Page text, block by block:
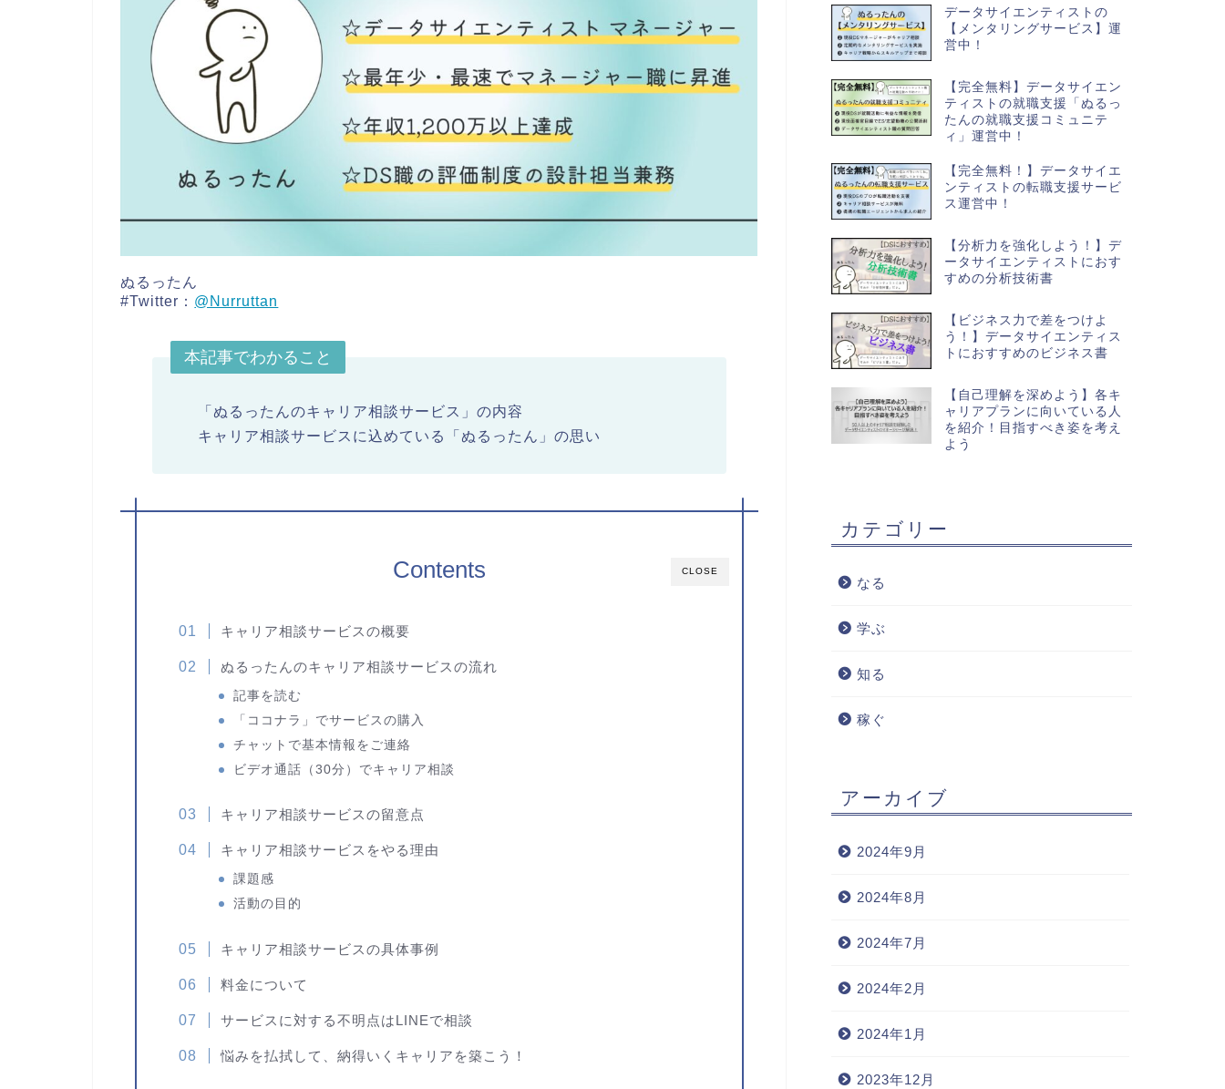
ぬるったん
#Twitter： @Nurruttan
本記事でわかること
「ぬるったんのキャリア相談サービス」の内容
キャリア相談サービスに込めている「ぬるったん」の思い
CLOSE
Contents
キャリア相談サービスの概要
ぬるったんのキャリア相談サービスの流れ
記事を読む
「ココナラ」でサービスの購入
チャットで基本情報をご連絡
ビデオ通話（30分）でキャリア相談
キャリア相談サービスの留意点
キャリア相談サービスをやる理由
課題感
活動の目的
キャリア相談サービスの具体事例
料金について
サービスに対する不明点はLINEで相談
悩みを払拭して、納得いくキャリアを築こう！
データサイエンティストの
【メンタリングサービス】運
営中！
【完全無料】データサイエン
ティストの就職支援「ぬるっ
たんの就職支援コミュニテ
ィ」運営中！
【完全無料！】データサイエ
ンティストの転職支援サービ
ス運営中！
【分析力を強化しよう！】デ
ータサイエンティストにおす
すめの分析技術書
【ビジネス力で差をつけよ
う！】データサイエンティス
トにおすすめのビジネス書
【自己理解を深めよう】各キ
ャリアプランに向いている人
を紹介！目指すべき姿を考え
よう
カテゴリー
なる
学ぶ
知る
稼ぐ
アーカイブ
2024年9月
2024年8月
2024年7月
2024年2月
2024年1月
2023年12月